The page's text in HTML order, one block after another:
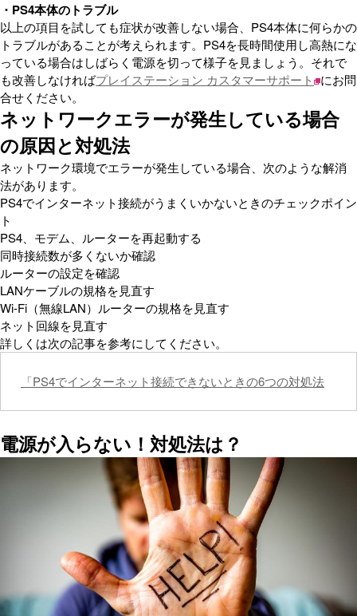
・PS4本体のトラブル
以上の項目を試しても症状が改善しない場合、PS4本体に何らかの
トラブルがあることが考えられます。PS4を長時間使用し高熱にな
っている場合はしばらく電源を切って様子を見ましょう。それで
も改善しなければプレイステーション カスタマーサポート
にお問
合せください。
ネットワークエラーが発生している場合
の原因と対処法
ネットワーク環境でエラーが発生している場合、次のような解消
法があります。
PS4でインターネット接続がうまくいかないときのチェックポイン
ト
PS4、モデム、ルーターを再起動する
同時接続数が多くないか確認
ルーターの設定を確認
LANケーブルの規格を見直す
Wi-Fi（無線LAN）ルーターの規格を見直す
ネット回線を見直す
詳しくは次の記事を参考にしてください。
「PS4でインターネット接続できないときの6つの対処法
電源が入らない！対処法は？